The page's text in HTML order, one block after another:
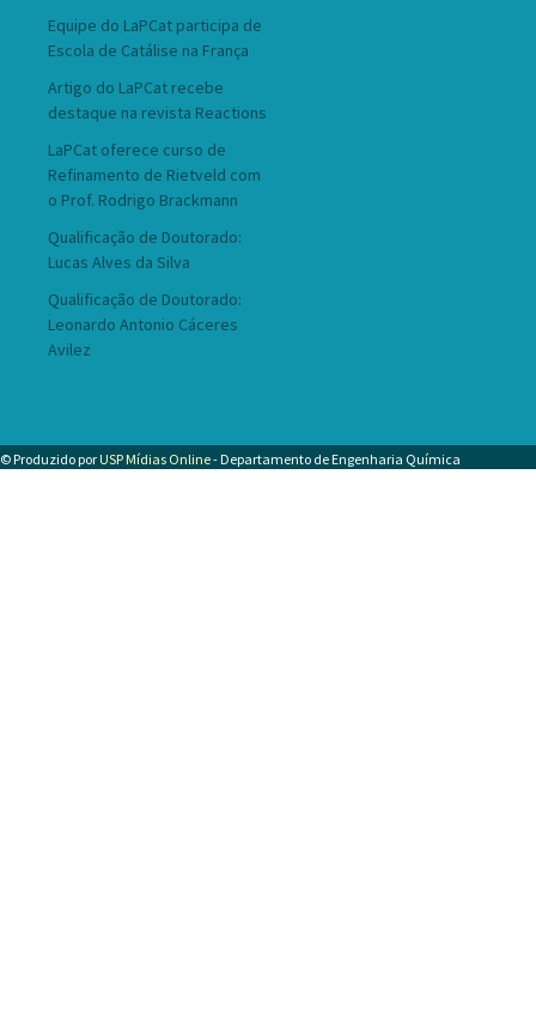
Equipe do LaPCat participa de
Escola de Catálise na França
Artigo do LaPCat recebe
destaque na revista Reactions
LaPCat oferece curso de
Refinamento de Rietveld com
o Prof. Rodrigo Brackmann
Qualificação de Doutorado:
Lucas Alves da Silva
Qualificação de Doutorado:
Leonardo Antonio Cáceres
Avilez
© Produzido por USP Mídias Online- Departamento de Engenharia Química